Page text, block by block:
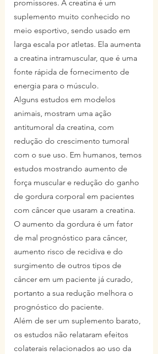
promissores. A creatina é um
suplemento muito conhecido no
meio esportivo, sendo usado em
larga escala por atletas. Ela aumenta
a creatina intramuscular, que é uma
fonte rápida de fornecimento de
energia para o músculo.
Alguns estudos em modelos
animais, mostram uma ação
antitumoral da creatina, com
redução do crescimento tumoral
com o sue uso. Em humanos, temos
estudos mostrando aumento de
força muscular e redução do ganho
de gordura corporal em pacientes
com câncer que usaram a creatina.
O aumento da gordura é um fator
de mal prognóstico para câncer,
aumento risco de recidiva e do
surgimento de outros tipos de
câncer em um paciente já curado,
portanto a sua redução melhora o
prognóstico do paciente.
Além de ser um suplemento barato,
os estudos não relataram efeitos
colaterais relacionados ao uso da